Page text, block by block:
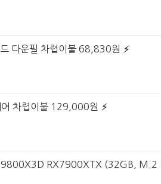
다운필 차렵이불 68,830원
어 차렵이불 129,000원
9800X3D RX7900XTX (32GB,